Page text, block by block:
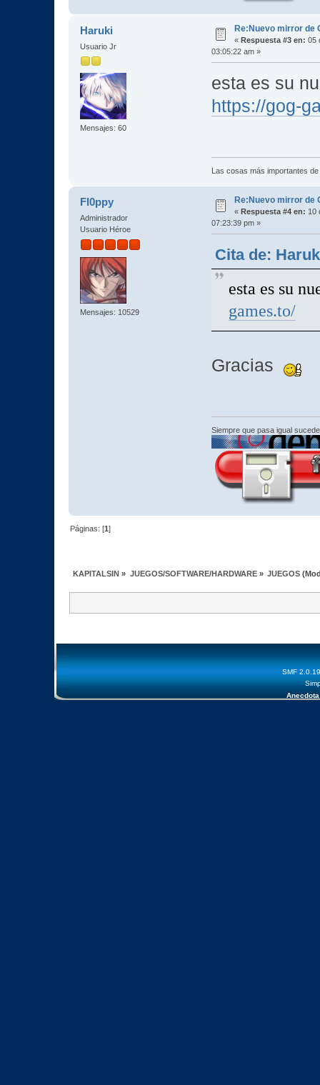
Haruki
Usuario Jr
Mensajes: 60
Re:Nuevo mirror de
« Respuesta #3 en: 05
03:05:22 am »
esta es su
https://gog-
Las cosas más importantes
Fl0ppy
Administrador
Usuario Héroe
Mensajes: 10529
Re:Nuevo mirror de
« Respuesta #4 en: 10
07:23:39 pm »
Cita de:
esta es su
games.to/
Gracias
Siempre que pasa igual
Páginas: [1]
KAPITALSIN » JUEGOS/SOFTWARE/HARDWARE» JUEGOS
SMF 2.0.19
Anecdota